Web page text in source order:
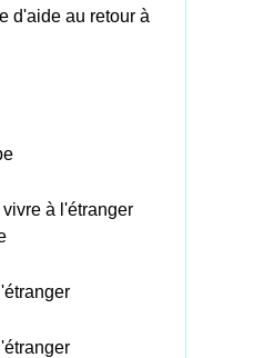
d'aide au retour à
à l'étranger